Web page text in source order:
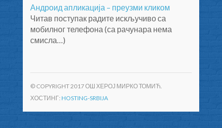
Андроид апликација – преузми кликом
Читав поступак радите искључиво са
мобилног телефона (са рачунара нема
смисла…)
© COPYRIGHT 2017 ОШ ХЕРОЈ МИРКО ТОМИЋ.
ХОСТИНГ: HOSTING-SRBIJA